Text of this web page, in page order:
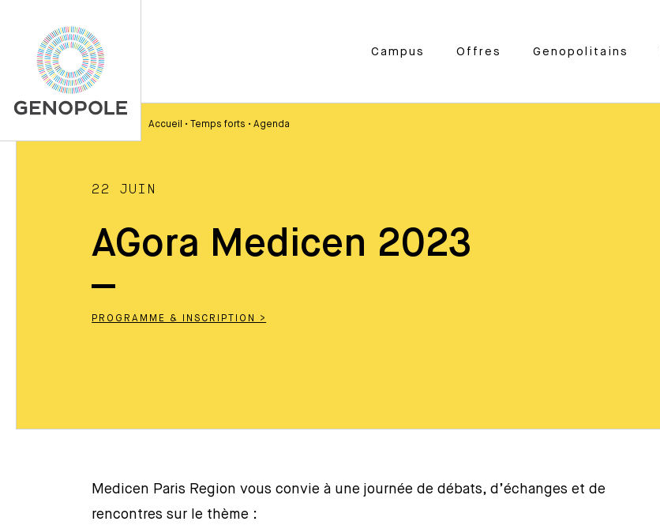
Campus Offres Genopolitains
Accueil • Temps forts • Agenda
22 JUIN
AGora Medicen 2023
PROGRAMME & INSCRIPTION >
Medicen Paris Region vous convie à une journée de débats, d’échanges et de
rencontres sur le thème :